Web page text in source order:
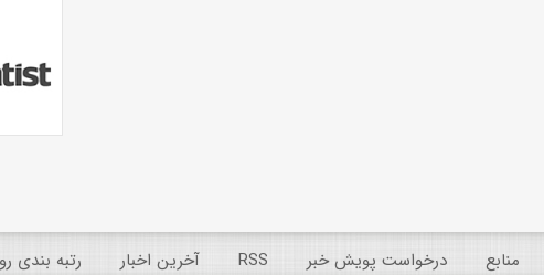
منابع درخواست پویش خبر RSS آخرین اخبار رتبه بندی